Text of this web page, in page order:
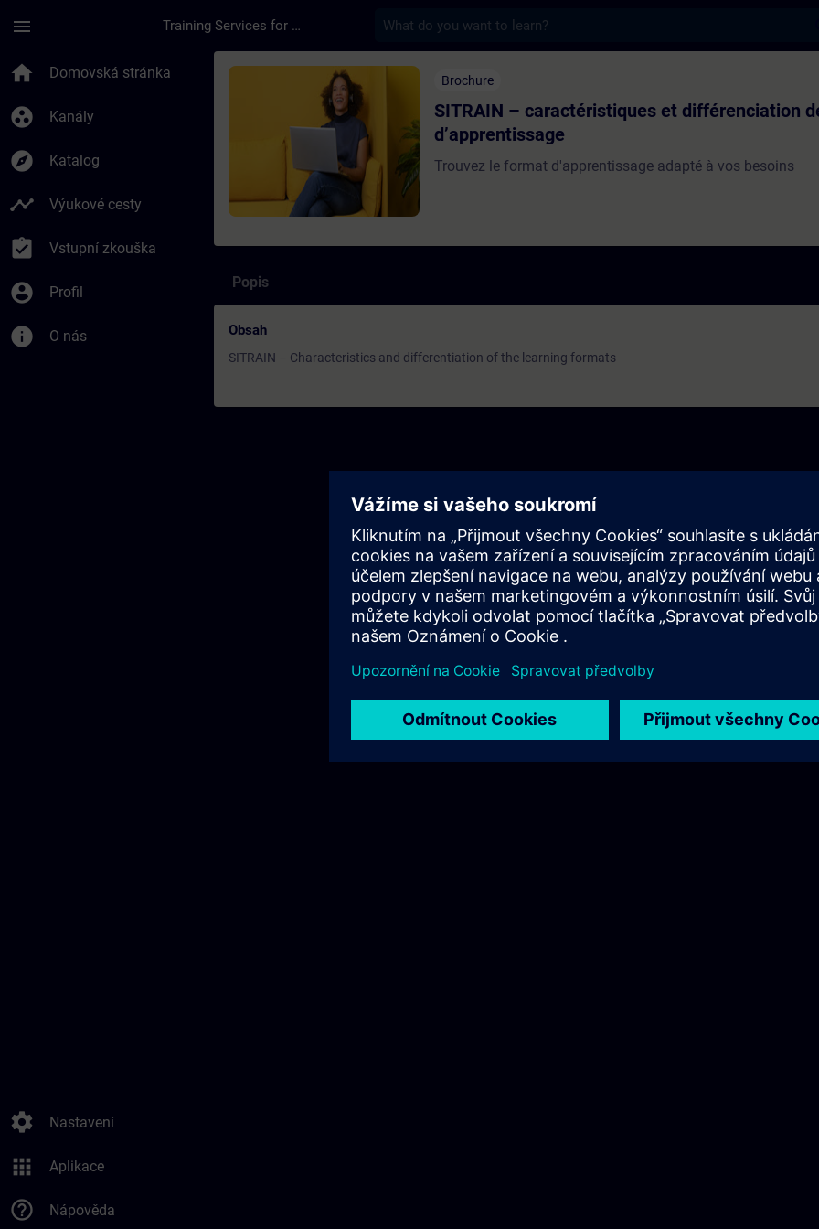
menu Training Services for Digital Industries
home Domovská stránka
group_work Kanály
explore Katalog
timeline Výukové cesty
assignment_turned_in Vstupní zkouška
account_circle Profil
info O nás
settings Nastavení
apps Aplikace
help_outline Nápověda
Kurz - SITRAIN – caractéristiques et différenciation des
Brochure
SITRAIN – caractéristiques et différenciation
d’apprentissage
Trouvez le format d'apprentissage adapté à vos besoins
Popis
Obsah
SITRAIN – Characteristics and differentiation of the learning formats